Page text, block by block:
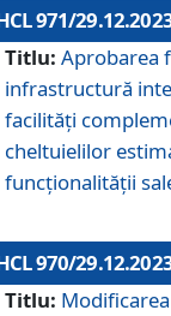
971/
Titlu: Aprobarea
infrastructură
facilităţi
cheltuielilor
funcționalității
970/
Titlu: